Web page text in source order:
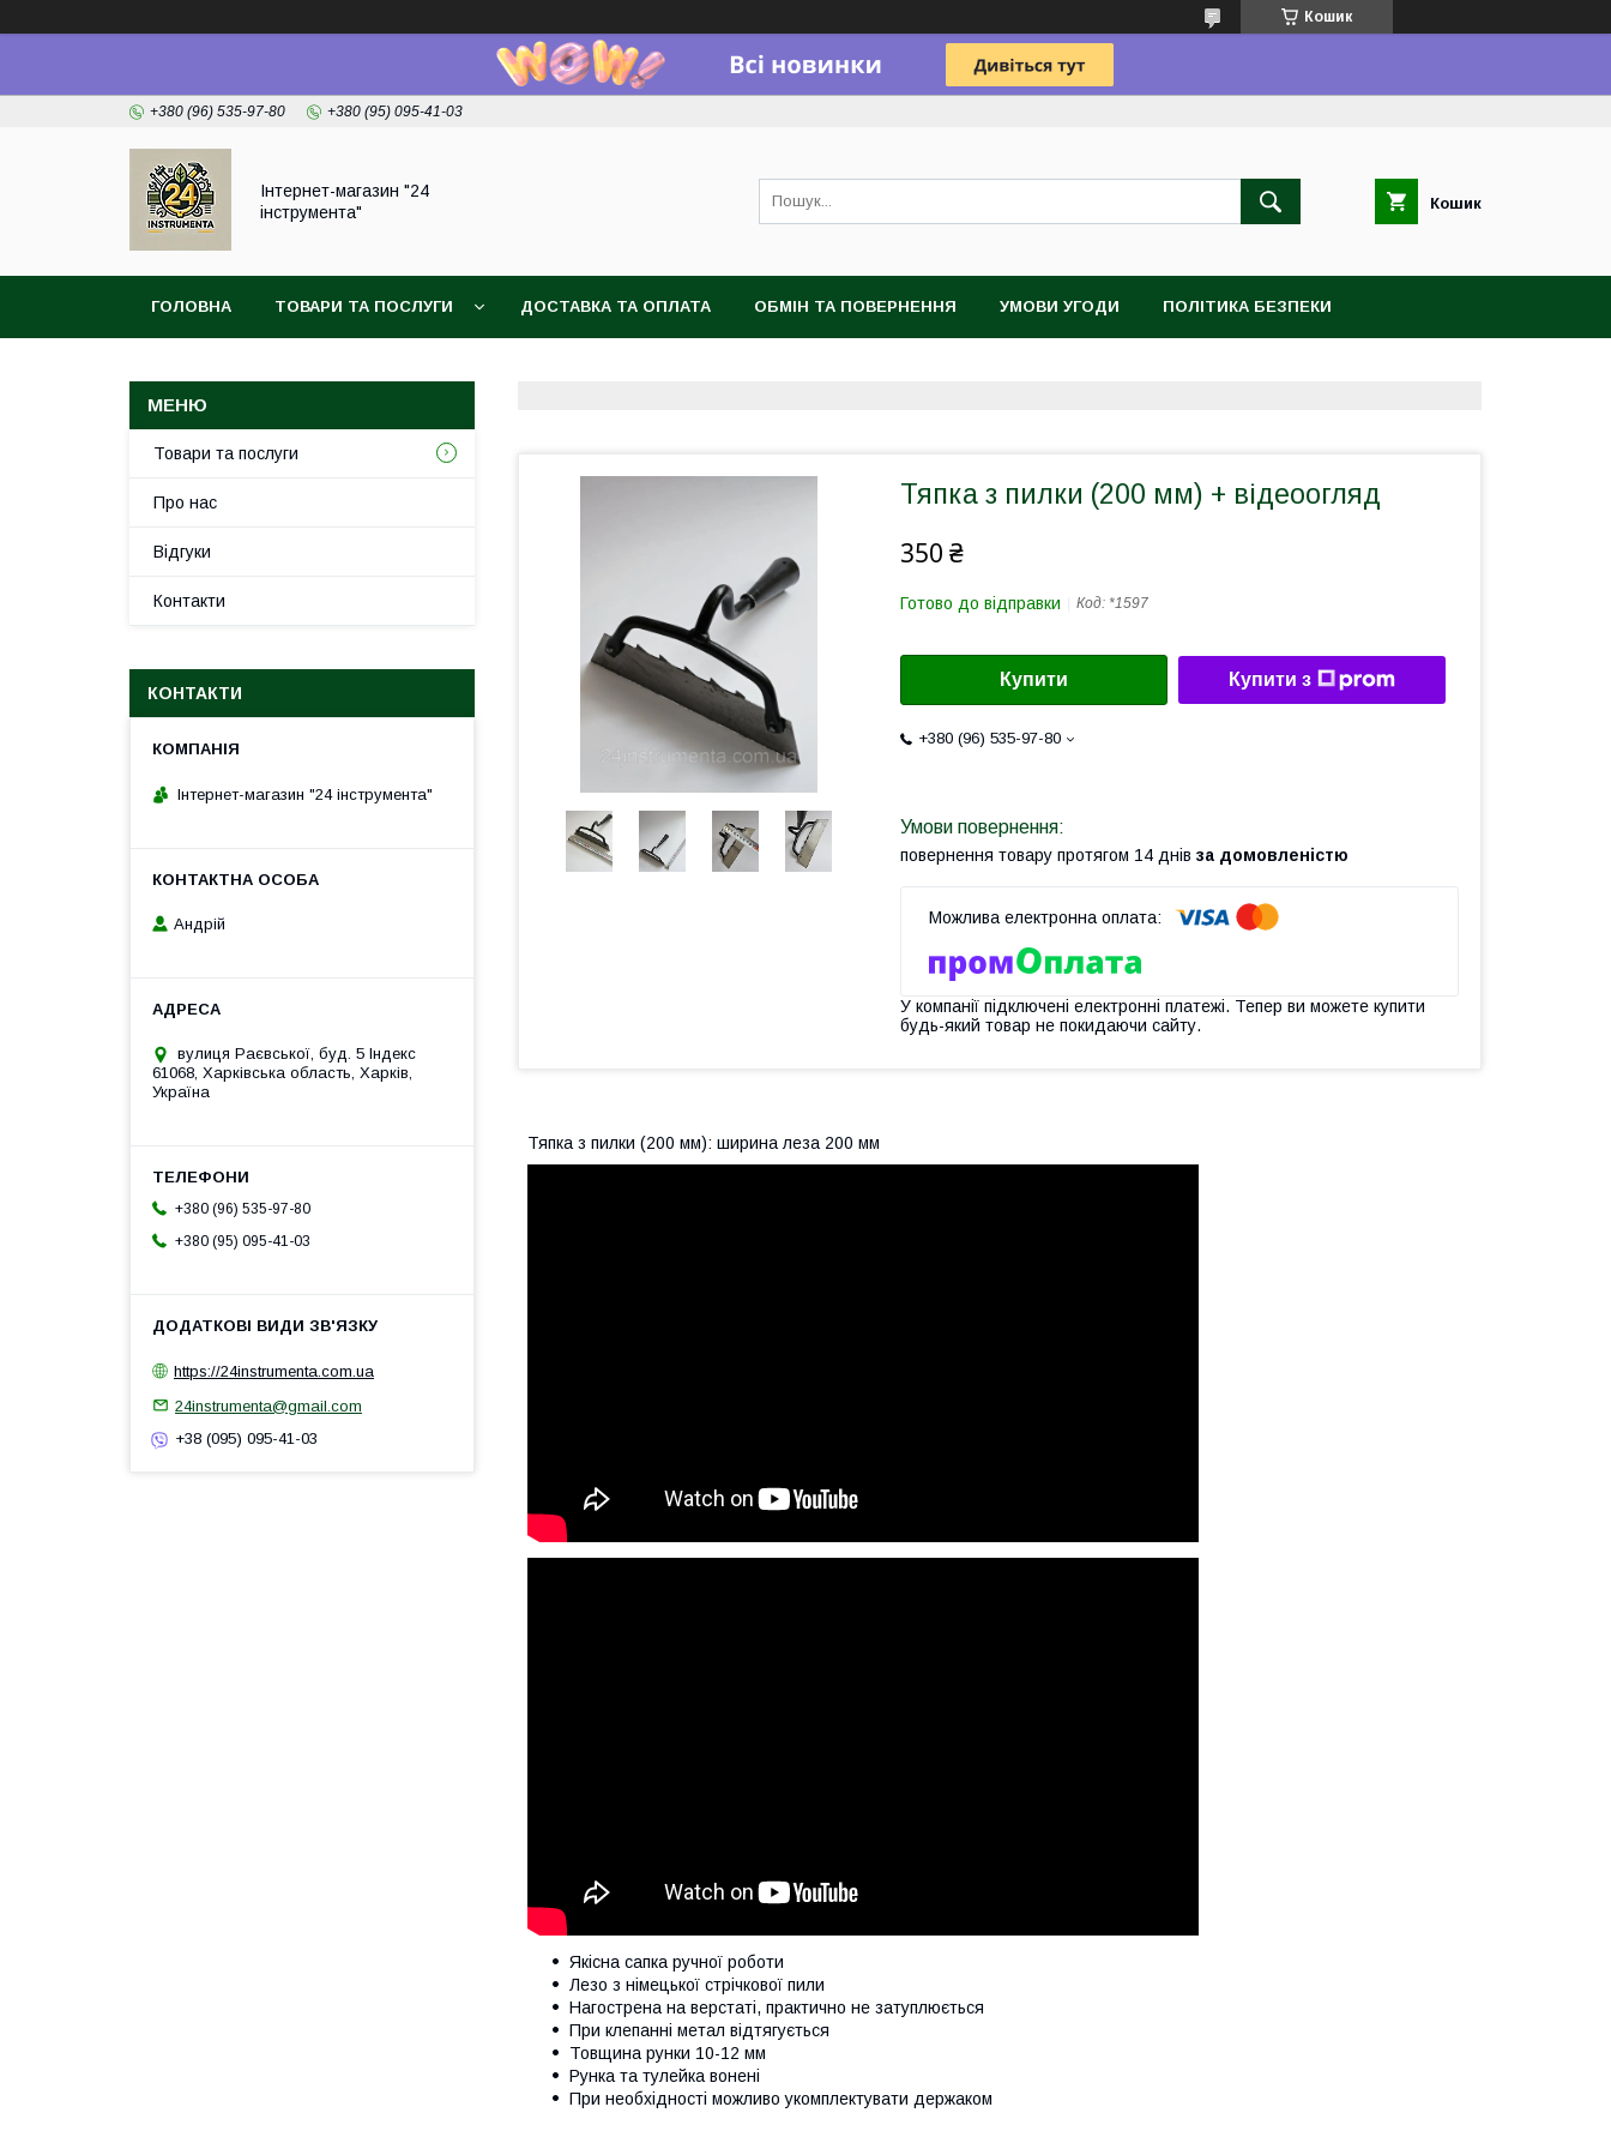
Кошик
+380 (96) 535-97-80 +380 (95) 095-41-03
Інтернет-магазин "24
інструмента"
Кошик
ГОЛОВНА ТОВАРИ ТА ПОСЛУГИ ДОСТАВКА ТА ОПЛАТА ОБМІН ТА ПОВЕРНЕННЯ УМОВИ УГОДИ ПОЛІТИКА БЕЗПЕКИ
Тяпка з пилки (200 мм) + відеоогляд
350 ₴
Готово до відправки Код: *1597
Купити Купити з
+380 (96) 535-97-80
повернення товару протягом 14 днів за домовленістю
У компанії підключені електронні платежі. Тепер ви можете купити
будь-який товар не покидаючи сайту.
Тяпка з пилки (200 мм): ширина леза 200 мм
Якісна сапка ручної роботи
Лезо з німецької стрічкової пили
Нагострена на верстаті, практично не затуплюється
При клепанні метал відтягується
Товщина рунки 10-12 мм
Рунка та тулейка вонені
При необхідності можливо укомплектувати держаком
Товари та послуги
Про нас
Відгуки
Контакти
КОНТАКТИ
Інтернет-магазин "24 інструмента"
Андрій
вулиця Раєвської, буд. 5 Індекс
61068, Харківська область, Харків,
Україна
+380 (96) 535-97-80
+380 (95) 095-41-03
https://24instrumenta.com.ua
24instrumenta@gmail.com
+38 (095) 095-41-03